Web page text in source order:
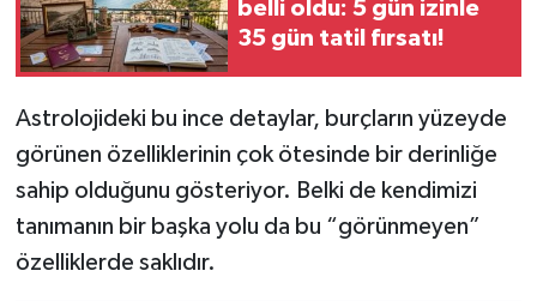
belli oldu: 5 gün izinle
35 gün tatil fırsatı!
Astrolojideki bu ince detaylar, burçların yüzeyde
görünen özelliklerinin çok ötesinde bir derinliğe
sahip olduğunu gösteriyor. Belki de kendimizi
tanımanın bir başka yolu da bu “görünmeyen”
özelliklerde saklıdır.